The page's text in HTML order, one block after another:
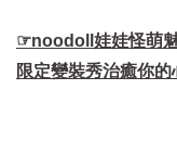
☞noodoll娃娃怪萌
限定變裝秀治癒你的